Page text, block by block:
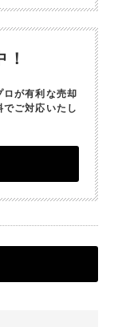
ロが有利な売却
ご対応いたし